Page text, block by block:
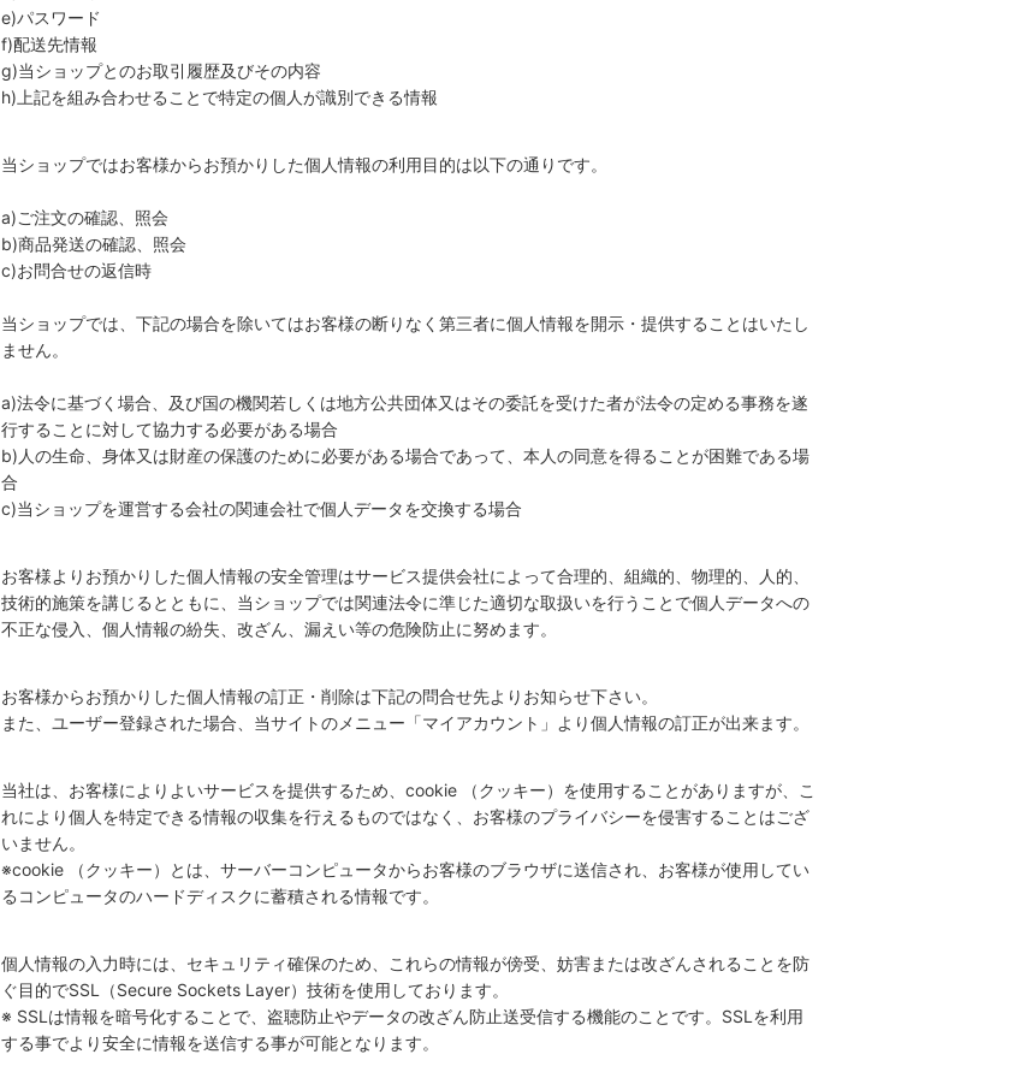
e)パスワード
f)配送先情報
g)当ショップとのお取引履歴及びその内容
h)上記を組み合わせることで特定の個人が識別できる情報
当ショップではお客様からお預かりした個人情報の利用目的は以下の通りです。
a)ご注文の確認、照会
b)商品発送の確認、照会
c)お問合せの返信時
当ショップでは、下記の場合を除いてはお客様の断りなく第三者に個人情報を開示・提供することはいたし
ません。
a)法令に基づく場合、及び国の機関若しくは地方公共団体又はその委託を受けた者が法令の定める事務を遂
行することに対して協力する必要がある場合
b)人の生命、身体又は財産の保護のために必要がある場合であって、本人の同意を得ることが困難である場
合
c)当ショップを運営する会社の関連会社で個人データを交換する場合
お客様よりお預かりした個人情報の安全管理はサービス提供会社によって合理的、組織的、物理的、人的、
技術的施策を講じるとともに、当ショップでは関連法令に準じた適切な取扱いを行うことで個人データへの
不正な侵入、個人情報の紛失、改ざん、漏えい等の危険防止に努めます。
お客様からお預かりした個人情報の訂正・削除は下記の問合せ先よりお知らせ下さい。
また、ユーザー登録された場合、当サイトのメニュー「マイアカウント」より個人情報の訂正が出来ます。
当社は、お客様によりよいサービスを提供するため、cookie （クッキー）を使用することがありますが、こ
れにより個人を特定できる情報の収集を行えるものではなく、お客様のプライバシーを侵害することはござ
いません。
※cookie （クッキー）とは、サーバーコンピュータからお客様のブラウザに送信され、お客様が使用してい
るコンピュータのハードディスクに蓄積される情報です。
個人情報の入力時には、セキュリティ確保のため、これらの情報が傍受、妨害または改ざんされることを防
ぐ目的でSSL（Secure Sockets Layer）技術を使用しております。
※ SSLは情報を暗号化することで、盗聴防止やデータの改ざん防止送受信する機能のことです。SSLを利用
する事でより安全に情報を送信する事が可能となります。